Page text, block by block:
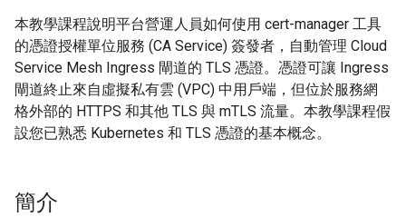
本教學課程說明平台營運人員如何使用 cert-manager 工具
的憑證授權單位服務 (CA Service) 簽發者，自動管理 Cloud
Service Mesh Ingress 閘道的 TLS 憑證。憑證可讓 Ingress
閘道終止來自虛擬私有雲 (VPC) 中用戶端，但位於服務網
格外部的 HTTPS 和其他 TLS 與 mTLS 流量。本教學課程假
設您已熟悉 Kubernetes 和 TLS 憑證的基本概念。
簡介